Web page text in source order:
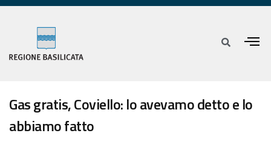
Gas gratis, Coviello: lo avevamo detto e lo
abbiamo fatto